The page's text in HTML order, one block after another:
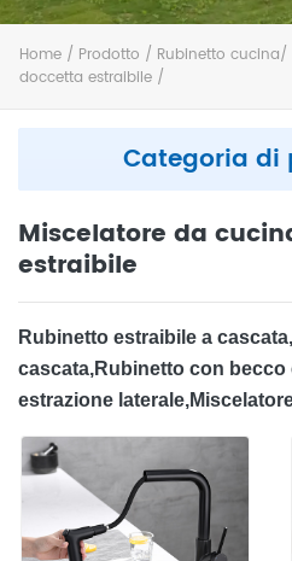
Home / Prodotto / Rubinetto cucina​/
doccetta estraibile /
Categoria di
Miscelatore da
estraibile
Rubinetto estraibile a
cascata,Rubinetto con
estrazione